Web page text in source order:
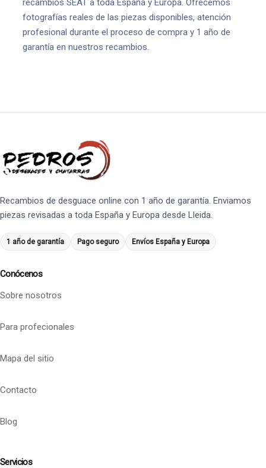
recambios SEAT a toda España y Europa. Ofrecemos
fotografías reales de las piezas disponibles, atención
profesional durante el proceso de compra y 1 año de
garantía en nuestros recambios.
Recambios de desguace online con 1 año de garantía. Enviamos
piezas revisadas a toda España y Europa desde Lleida.
1 año de garantía Pago seguro Envíos España y Europa
Conócenos
Sobre nosotros
Para profecionales
Mapa del sitio
Contacto
Blog
Servicios